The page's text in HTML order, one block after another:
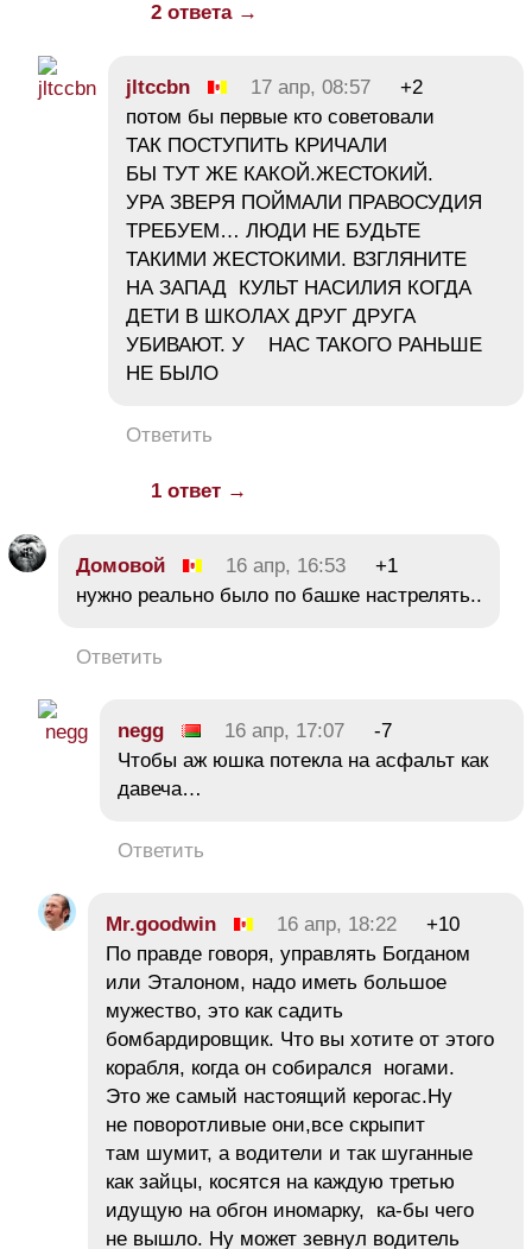
2 ответа →
jltccbn 17 апр, 08:57
+2
потом бы первые кто советовали
ТАК ПОСТУПИТЬ КРИЧАЛИ
БЫ ТУТ ЖЕ КАКОЙ.ЖЕСТОКИЙ.
УРА ЗВЕРЯ ПОЙМАЛИ ПРАВОСУДИЯ
ТРЕБУЕМ… ЛЮДИ НЕ БУДЬТЕ
ТАКИМИ ЖЕСТОКИМИ. ВЗГЛЯНИТЕ
НА ЗАПАД КУЛЬТ НАСИЛИЯ КОГДА
ДЕТИ В ШКОЛАХ ДРУГ ДРУГА
УБИВАЮТ. У НАС ТАКОГО РАНЬШЕ
НЕ БЫЛО
Ответить
1 ответ →
Домовой 16 апр, 16:53
+1
нужно реально было по башке настрелять..
Ответить
negg 16 апр, 17:07
-7
Чтобы аж юшка потекла на асфальт как
давеча…
Ответить
Mr.goodwin 16 апр, 18:22
+10
По правде говоря, управлять Богданом
или Эталоном, надо иметь большое
мужество, это как садить
бомбардировщик. Что вы хотите от этого
корабля, когда он собирался ногами.
Это же самый настоящий керогас.Ну
не поворотливые они,все скрыпит
там шумит, а водители и так шуганные
как зайцы, косятся на каждую третью
идущую на обгон иномарку, ка-бы чего
не вышло. Ну может зевнул водитель